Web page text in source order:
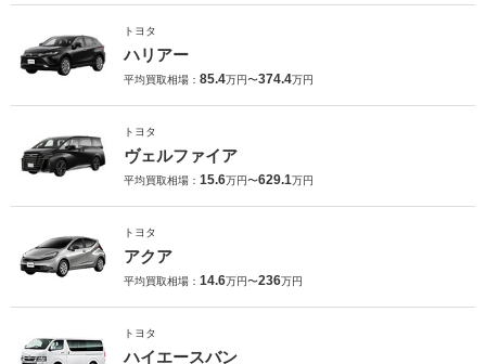
トヨタ
ハリアー
平均買取相場： 85.4万円〜374.4万円
トヨタ
ヴェルファイア
平均買取相場： 15.6万円〜629.1万円
トヨタ
アクア
平均買取相場： 14.6万円〜236万円
トヨタ
ハイエースバン